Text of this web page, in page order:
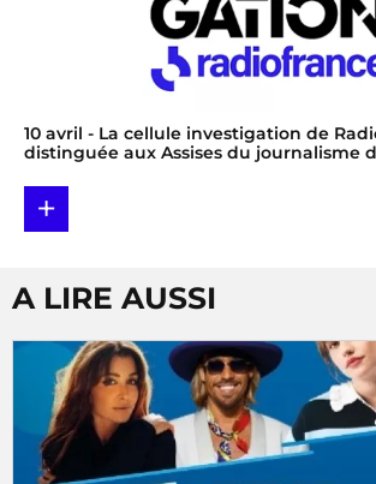
10 avril - La cellule investigation de
distinguée aux Assises du journalisme
+
A LIRE AUSSI